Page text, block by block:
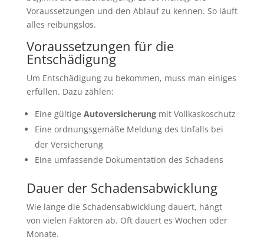
Voraussetzungen und den Ablauf zu kennen. So läuft
alles reibungslos.
Voraussetzungen für die
Entschädigung
Um Entschädigung zu bekommen, muss man einiges
erfüllen. Dazu zählen:
Eine gültige Autoversicherungmit Vollkaskoschutz
Eine ordnungsgemäße Meldung des Unfalls bei
der Versicherung
Eine umfassende Dokumentation des Schadens
Dauer der Schadensabwicklung
Wie lange die Schadensabwicklung dauert, hängt
von vielen Faktoren ab. Oft dauert es Wochen oder
Monate.